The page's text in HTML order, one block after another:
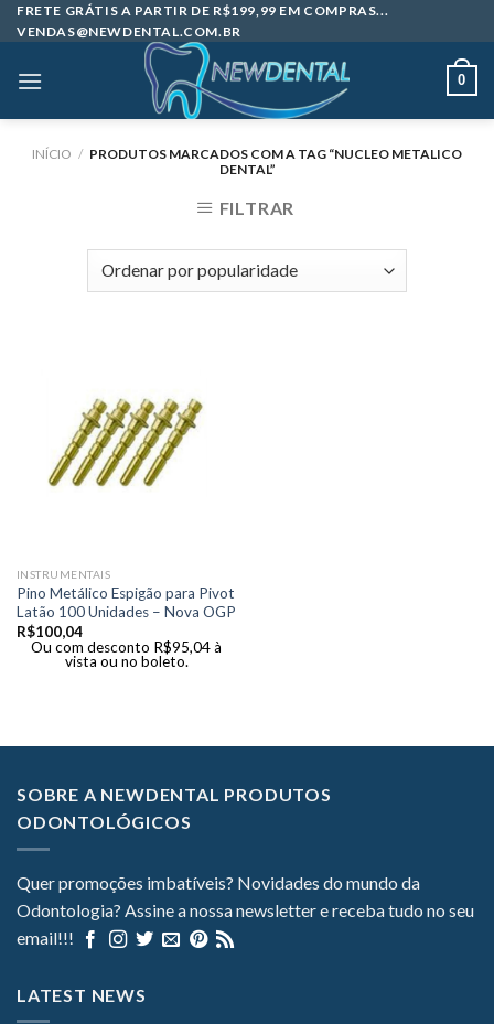
Skip
to
FRETE GRÁTIS A PARTIR DE R$199,99 EM COMPRAS...
VENDAS@NEWDENTAL.COM.BR
0
INÍCIO / PRODUTOS MARCADOS COM A TAG “NUCLEO METALICO
DENTAL”
FILTRAR
INSTRUMENTAIS
Pino Metálico Espigão para Pivot
Latão 100 Unidades – Nova OGP
R$100,04
Ou com desconto R$95,04à
vista ou no boleto.
SOBRE A NEWDENTAL PRODUTOS
ODONTOLÓGICOS
Quer promoções imbatíveis? Novidades do mundo da
Odontologia? Assine a nossa newsletter e receba tudo no seu
email!!!
LATEST NEWS